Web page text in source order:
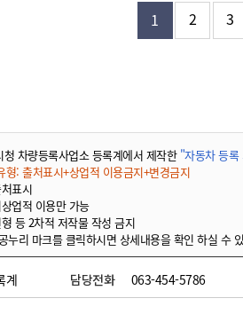
1 2 3
청 차량등록사업소 등록계에서 제작한 "자동차 등록
형: 출처표시+상업적 이용금지+변경금지
표시
업적 이용만 가능
등 2차적 저작물 작성 금지
누리 마크를 클릭하시면 상세내용을 확인 하실 수
계 담당전화 063-454-5786